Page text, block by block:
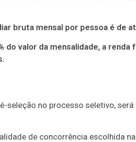
bruta mensal por pessoa é de
do valor da mensalidade, a renda
seleção no processo seletivo,
de concorrência escolhida